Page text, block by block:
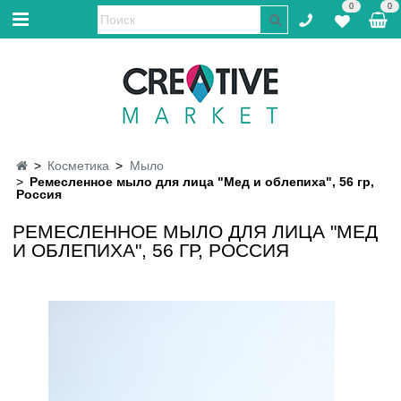
0 0
Косметика
Мыло
Ремесленное мыло для лица "Мед и облепиха", 56 гр,
Россия
РЕМЕСЛЕННОЕ МЫЛО ДЛЯ ЛИЦА "МЕД
И ОБЛЕПИХА", 56 ГР, РОССИЯ